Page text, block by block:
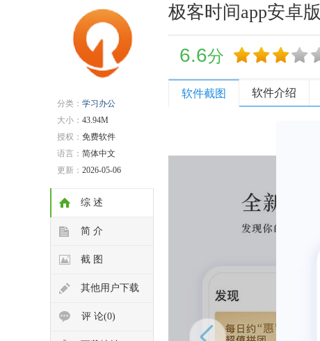
分类： 学习办公
大小： 43.94M
授权： 免费软件
语言： 简体中文
更新： 2026-05-06
综 述
简 介
截 图
其他用户下载
评 论(0)
极客时间app安卓版
6.6分
软件截图 软件介绍